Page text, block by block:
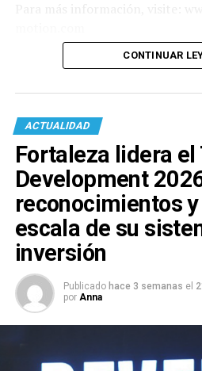
CONTINUAR
ACTUALIDAD
Fortaleza lidera el
Development
reconocimientos
escala de su
inversión
Publicado hace 3 semanas el
por Anna